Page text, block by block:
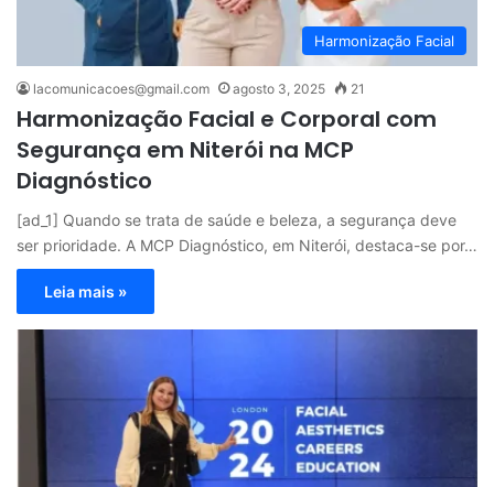
Harmonização Facial
lacomunicacoes@gmail.com agosto 3, 2025 21
Harmonização Facial e Corporal com
Segurança em Niterói na MCP
Diagnóstico
[ad_1] Quando se trata de saúde e beleza, a segurança deve
ser prioridade. A MCP Diagnóstico, em Niterói, destaca-se por…
Leia mais »